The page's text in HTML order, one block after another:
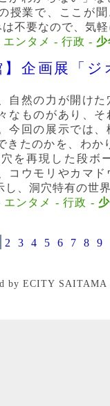
授業で、ここが
不要なので、気軽
エンタメ - 行政 -
】企画展「
自然の力が開け
なものがあり、
今回の展示では
きたのかを、わ
を再現した段ボ
コウモリやカマ
し、洞穴特有の世
エンタメ - 行政 -
2 3 4 5 6 7 8 9
by ECITY SAITAMA